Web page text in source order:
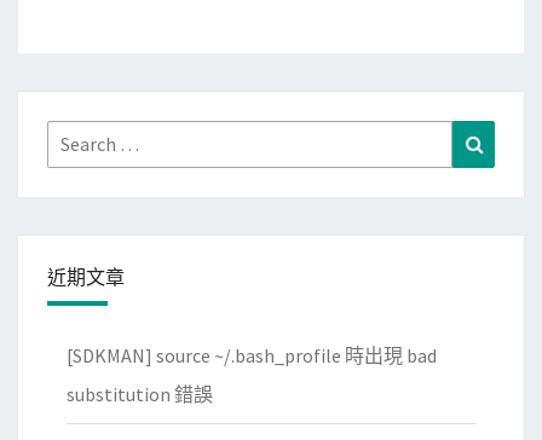
Search
for:
近期文章
[SDKMAN] source ~/.bash_profile 時出現 bad
substitution 錯誤